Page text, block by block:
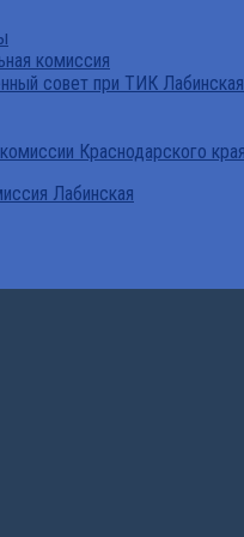
комиссия
совет при ТИК Лабинская
Краснодарского
Лабинская